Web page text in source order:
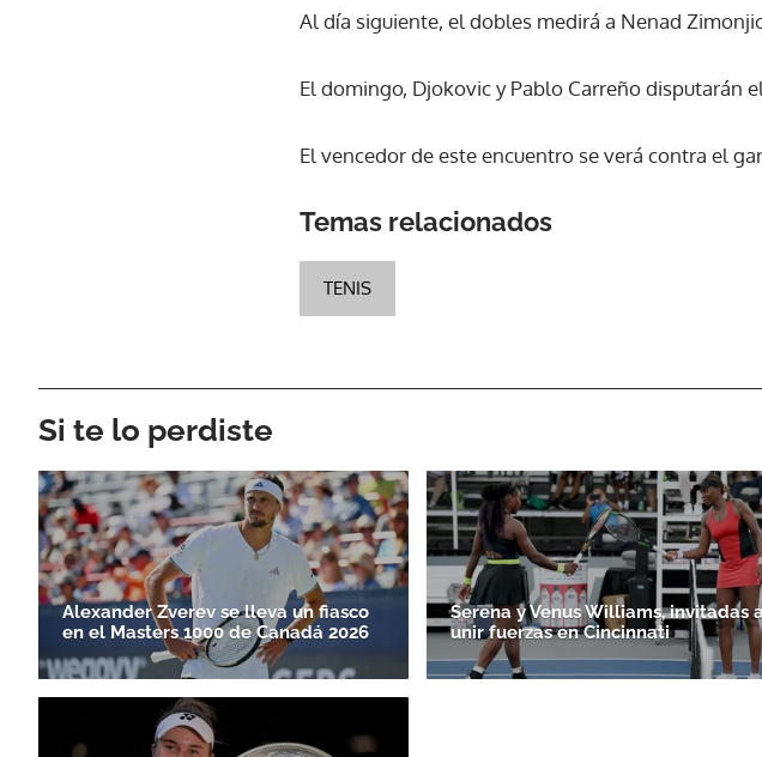
Al día siguiente, el dobles medirá a Nenad
El domingo, Djokovic y Pablo Carreño disputarán
El vencedor de este encuentro se verá contra el
Temas relacionados
TENIS
Si te lo perdiste
Alexander Zverev se lleva un fiasco
en el Masters 1000 de Canadá 2026
Serena y Venus Williams, invitadas
unir fuerzas en Cincinnati